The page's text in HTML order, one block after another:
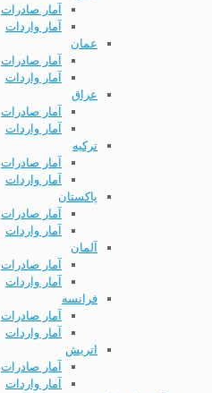
آمار صادرات
آمار واردات
عمان
آمار صادرات
آمار واردات
عراق
آمار صادرات
آمار واردات
ترکیه
آمار صادرات
آمار واردات
پاکستان
آمار صادرات
آمار واردات
آلمان
آمار صادرات
آمار واردات
فرانسه
آمار صادرات
آمار واردات
اتریش
آمار صادرات
آمار واردات